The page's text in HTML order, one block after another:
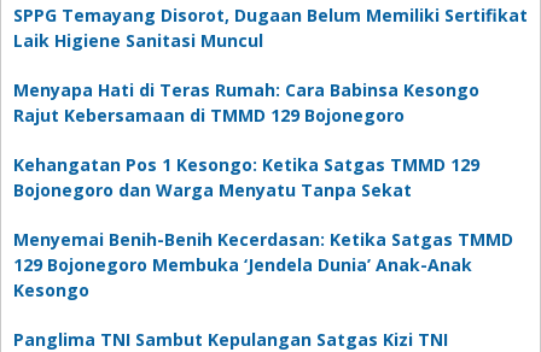
SPPG Temayang Disorot, Dugaan Belum Memiliki Sertifikat
Laik Higiene Sanitasi Muncul
Menyapa Hati di Teras Rumah: Cara Babinsa Kesongo
Rajut Kebersamaan di TMMD 129 Bojonegoro
Kehangatan Pos 1 Kesongo: Ketika Satgas TMMD 129
Bojonegoro dan Warga Menyatu Tanpa Sekat
Menyemai Benih-Benih Kecerdasan: Ketika Satgas TMMD
129 Bojonegoro Membuka ‘Jendela Dunia’ Anak-Anak
Kesongo
Panglima TNI Sambut Kepulangan Satgas Kizi TNI